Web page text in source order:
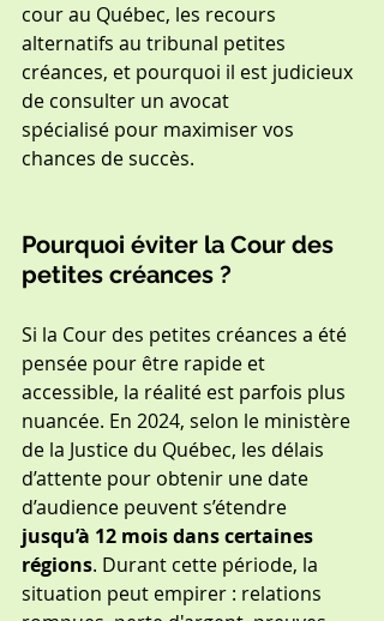
cour au Québec, les recours
alternatifs au tribunal petites
créances, et pourquoi il est judicieux
de consulter un avocat
spécialisé pour maximiser vos
chances de succès.
Pourquoi éviter la Cour des
petites créances ?
Si la Cour des petites créances a été
pensée pour être rapide et
accessible, la réalité est parfois plus
nuancée. En 2024, selon le ministère
de la Justice du Québec, les délais
d’attente pour obtenir une date
d’audience peuvent s’étendre
jusqu’à 12 mois dans certaines
régions. Durant cette période, la
situation peut empirer : relations